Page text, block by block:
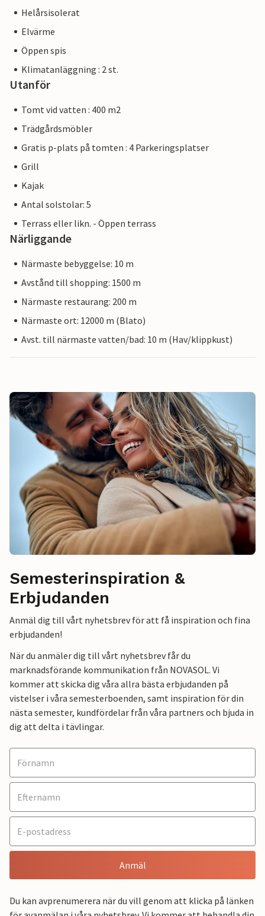
Helårsisolerat
Elvärme
Öppen spis
Klimatanläggning : 2 st.
Utanför
Tomt vid vatten : 400 m2
Trädgårdsmöbler
Gratis p-plats på tomten : 4 Parkeringsplatser
Grill
Kajak
Antal solstolar: 5
Terrass eller likn. - Öppen terrass
Närliggande
Närmaste bebyggelse: 10 m
Avstånd till shopping: 1500 m
Närmaste restaurang: 200 m
Närmaste ort: 12000 m (Blato)
Avst. till närmaste vatten/bad: 10 m (Hav/klippkust)
Semesterinspiration &
Erbjudanden
Anmäl dig till vårt nyhetsbrev för att få inspiration och fina
erbjudanden!
När du anmäler dig till vårt nyhetsbrev får du
marknadsförande kommunikation från NOVASOL. Vi
kommer att skicka dig våra allra bästa erbjudanden på
vistelser i våra semesterboenden, samt inspiration för din
nästa semester, kundfördelar från våra partners och bjuda in
dig att delta i tävlingar.
Anmäl
Du kan avprenumerera när du vill genom att klicka på länken